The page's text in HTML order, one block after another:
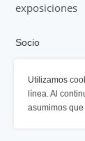
Utilizamos
línea. Al
asumimos
exposiciones
Socio
Máquina de
©2022